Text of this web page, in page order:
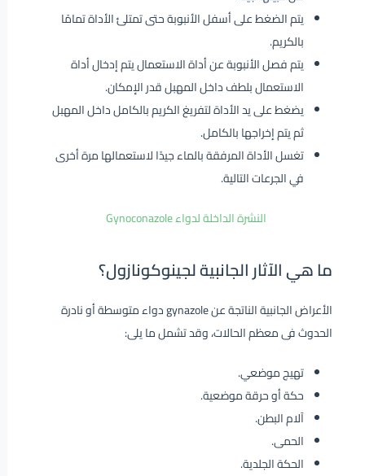
يتم الضغط على أسفل الأنبوبة حتى تمتلئ الأداة تمامًا
بالكريم.
يتم فصل الأنبوبة عن أداة الاستعمال يتم إدخال أداة
الاستعمال بلطف داخل المهبل قدر الإمكان.
يضغط على يد الأداة لتفريغ الكريم بالكامل داخل المهبل
ثم يتم إخراجها بالكامل.
تغسل الأداة المرفقة بالماء جيدًا لاستعمالها مرة أخرى
في الجرعات التالية.
النشرة الداخلة لدواء Gynoconazole
ما هي الآثار الجانبية لجينوكونازول؟
الأعراض الجانبية الناتجة عنgynazole دواء
متوسطة أو نادرة
الحدوث فى معظم الحالات، وقد تشمل ما يلى:
تهيج موضعي.
حكة أو حرقة موضعية.
آلام البطن.
الحمى.
الحكة الجلدية.